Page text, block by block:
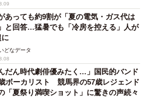
あっても約9割が「夏の電気・ガス代は
と回答…猛暑でも「冷房を控える」人が
どなデータ
んだん時代劇俳優みたく…」国民的バンド
ボーカリスト 競馬界の57歳レジェンド
「夏祭り満喫ショット」に驚きの声続々